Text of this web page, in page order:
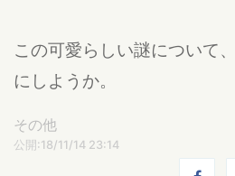
この可愛らしい謎について
にしようか。
その他
公開:18/11/14 23:14